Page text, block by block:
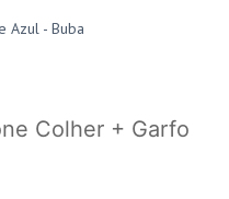
Azul - Buba
Colher + Garfo